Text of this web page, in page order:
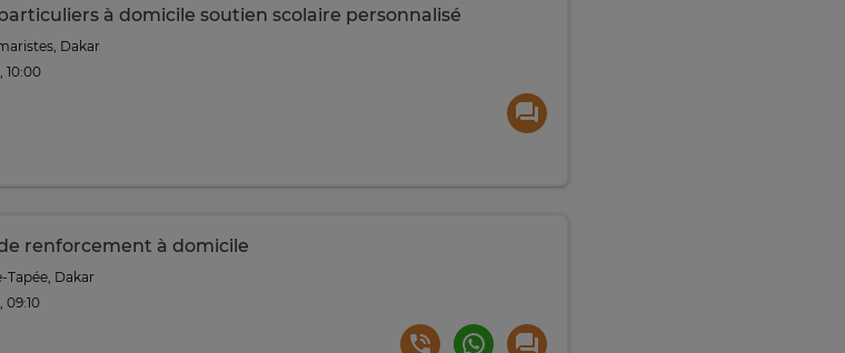
à domicile soutien scolaire personnalisé
Dakar
10:00
renforcement à domicile
Tapée, Dakar
09:10